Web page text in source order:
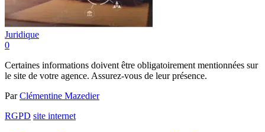
Juridique
0
Certaines informations doivent être obligatoirement mentionnées sur
le site de votre agence. Assurez-vous de leur présence.
ParClémentine Mazedier
RGPD site internet